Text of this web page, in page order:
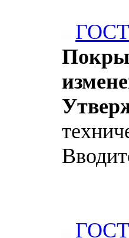
ГОСТ
ГОСТ